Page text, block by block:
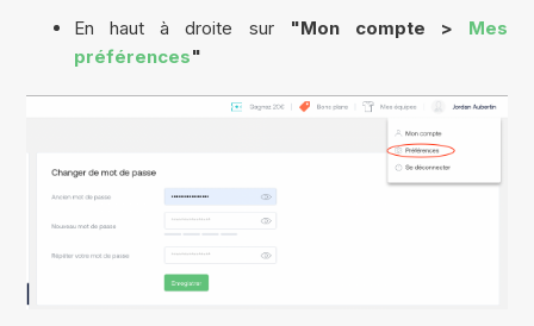
En haut à droite sur "Mon compte > Mes
préférences"